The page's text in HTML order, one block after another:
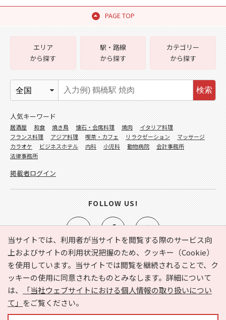
PAGE TOP
当サイトでは、利用者が当サイトを閲覧する際のサービス向
上およびサイトの利用状況把握のため、クッキー（Cookie）
を使用しています。当サイトでは閲覧を継続されることで、ク
ッキーの使用に同意されたものとみなします。詳細について
は、
「当社ウェブサイトにおける個人情報の取り扱いについ
て」 をご覧ください。
e-NAVITA（イーナビタ）とは？ お気に入り
ヘルプ
利用規約
個人情報の取り扱いについて
運営会社
サイトマップ
広告掲載に関するお問い合わせ
エリア
から探す
駅・路線
から探す
カテゴリー
から探す
検索
人気キーワード
居酒屋 和食 焼き鳥 懐石・会席料理 焼肉
イタリア料理
フランス料理
アジア料理 喫茶・カフェ リラクゼーション
マッサージ
カラオケ
ビジネスホテル 内科 小児科 動物病院
会計事務所
法律事務所
掲載者ログイン
FOLLOW US!